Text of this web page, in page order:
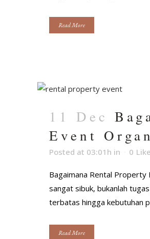
Read More
11 Dec
Event
Posted at 03:01h in 0
Bagaimana Rental Property
sangat sibuk, bukanlah
terbatas hingga kebutuhan
Read More